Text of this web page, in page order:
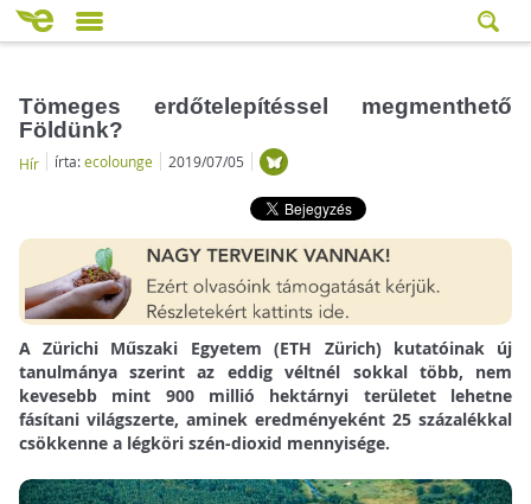
Tömeges erdőtelepítéssel megmenthető
Földünk?
Hír írta:ecolounge 2019/07/05
A Zürichi Műszaki Egyetem (ETH Zürich) kutatóinak új
tanulmánya szerint az eddig véltnél sokkal több, nem
kevesebb mint 900 millió hektárnyi területet lehetne
fásítani világszerte, aminek eredményeként 25 százalékkal
csökkenne a légköri szén-dioxid mennyisége.